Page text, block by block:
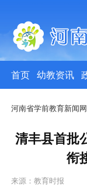
首页 幼教资讯
河南省学前教育新闻网
清丰县首批
衔
来源：教育时报